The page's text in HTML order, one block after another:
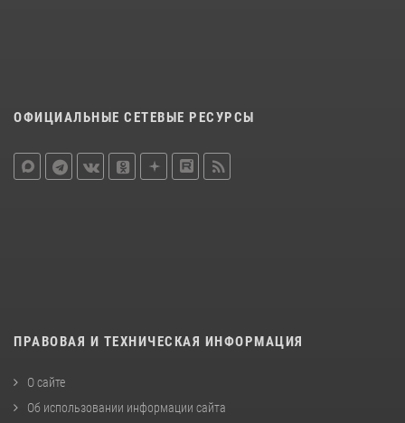
ОФИЦИАЛЬНЫЕ СЕТЕВЫЕ РЕСУРСЫ
ПРАВОВАЯ И ТЕХНИЧЕСКАЯ ИНФОРМАЦИЯ
О сайте
Об использовании информации сайта